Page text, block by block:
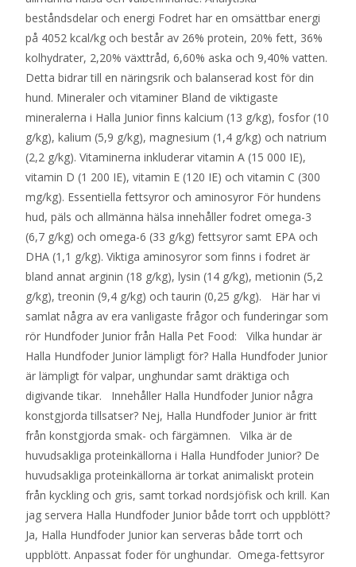
beståndsdelar och energi Fodret har en omsättbar energi
på 4052 kcal/kg och består av 26% protein, 20% fett, 36%
kolhydrater, 2,20% växttråd, 6,60% aska och 9,40% vatten.
Detta bidrar till en näringsrik och balanserad kost för din
hund. Mineraler och vitaminer Bland de viktigaste
mineralerna i Halla Junior finns kalcium (13 g/kg), fosfor (10
g/kg), kalium (5,9 g/kg), magnesium (1,4 g/kg) och natrium
(2,2 g/kg). Vitaminerna inkluderar vitamin A (15 000 IE),
vitamin D (1 200 IE), vitamin E (120 IE) och vitamin C (300
mg/kg). Essentiella fettsyror och aminosyror För hundens
hud, päls och allmänna hälsa innehåller fodret omega-3
(6,7 g/kg) och omega-6 (33 g/kg) fettsyror samt EPA och
DHA (1,1 g/kg). Viktiga aminosyror som finns i fodret är
bland annat arginin (18 g/kg), lysin (14 g/kg), metionin (5,2
g/kg), treonin (9,4 g/kg) och taurin (0,25 g/kg). Här har vi
samlat några av era vanligaste frågor och funderingar som
rör Hundfoder Junior från Halla Pet Food: Vilka hundar är
Halla Hundfoder Junior lämpligt för? Halla Hundfoder Junior
är lämpligt för valpar, unghundar samt dräktiga och
digivande tikar. Innehåller Halla Hundfoder Junior några
konstgjorda tillsatser? Nej, Halla Hundfoder Junior är fritt
från konstgjorda smak- och färgämnen. Vilka är de
huvudsakliga proteinkällorna i Halla Hundfoder Junior? De
huvudsakliga proteinkällorna är torkat animaliskt protein
från kyckling och gris, samt torkad nordsjöfisk och krill. Kan
jag servera Halla Hundfoder Junior både torrt och uppblött?
Ja, Halla Hundfoder Junior kan serveras både torrt och
uppblött. Anpassat foder för unghundar. Omega-fettsyror